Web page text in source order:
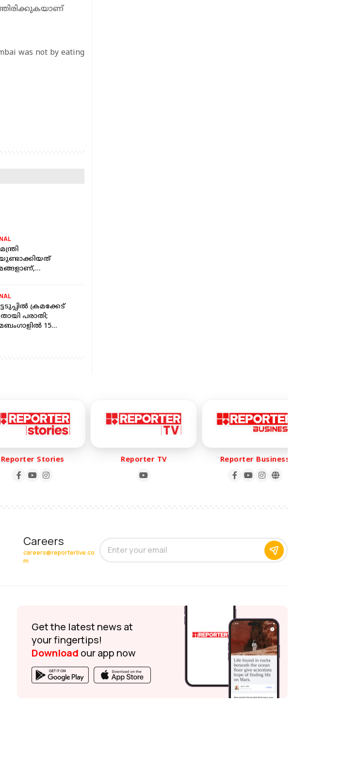
was not by eating
ക്രമക്കേട്
പരാതി;
15
Stories Reporter TV Reporter Business
Careers
careers@reporterlive.co
m
Get the latest news at
your fingertips!
Download our app now